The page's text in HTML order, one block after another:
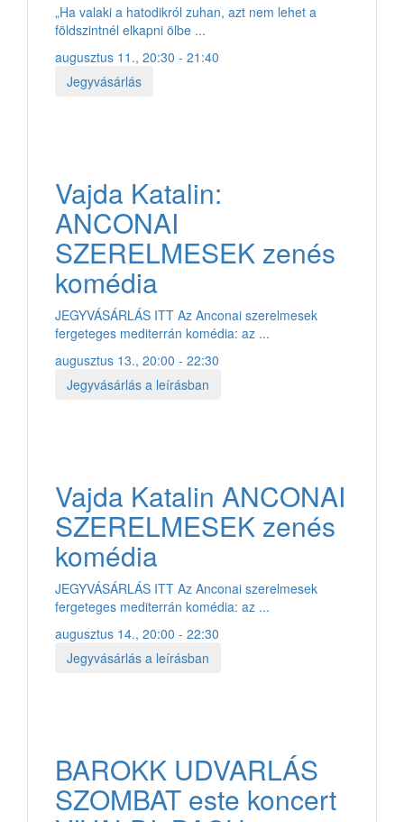
„Ha valaki a hatodikról zuhan, azt nem lehet a
földszintnél elkapni ölbe ...
augusztus 11., 20:30 - 21:40
Jegyvásárlás
Vajda Katalin:
ANCONAI
SZERELMESEK zenés
komédia
JEGYVÁSÁRLÁS ITT Az Anconai szerelmesek
fergeteges mediterrán komédia: az ...
augusztus 13., 20:00 - 22:30
Jegyvásárlás a leírásban
Vajda Katalin ANCONAI
SZERELMESEK zenés
komédia
JEGYVÁSÁRLÁS ITT Az Anconai szerelmesek
fergeteges mediterrán komédia: az ...
augusztus 14., 20:00 - 22:30
Jegyvásárlás a leírásban
BAROKK UDVARLÁS
SZOMBAT este koncert